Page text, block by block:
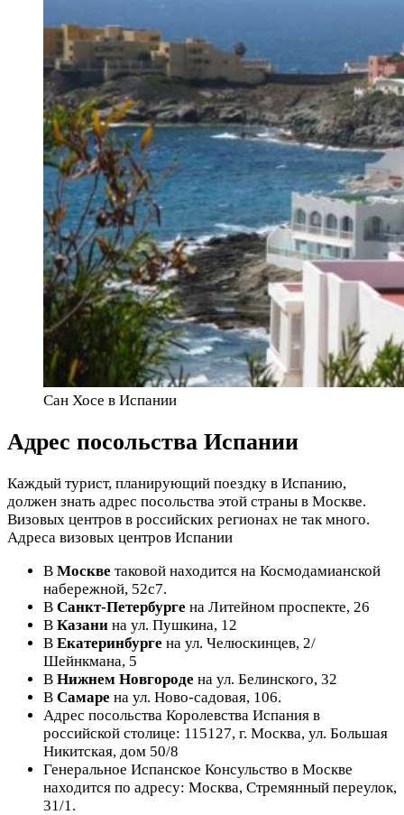
Сан Хосе в Испании
Адрес посольства Испании
Каждый турист, планирующий поездку в Испанию,
должен знать адрес посольства этой страны в Москве.
Визовых центров в российских регионах не так много.
Адреса визовых центров Испании
В Москве таковой находится на Космодамианской
набережной, 52с7.
В Санкт-Петербурге на Литейном проспекте, 26
В Казани на ул. Пушкина, 12
В Екатеринбурге на ул. Челюскинцев, 2/
Шейнкмана, 5
В Нижнем Новгороде на ул. Белинского, 32
В Самаре на ул. Ново-садовая, 106.
Адрес посольства Королевства Испания в
российской столице: 115127, г. Москва, ул. Большая
Никитская, дом 50/8
Генеральное Испанское Консульство в Москве
находится по адресу: Москва, Стремянный переулок,
31/1.